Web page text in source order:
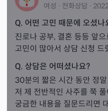
여성 · 전화상담 ·
Q. 어떤 고민 때문에 오셨나
진로나 공부, 결혼 등등 앞
고민이 많아서 상담 신청 드
Q. 상담은 어떠셨나요?
30분의 짧은 시간 동안 정
저 제 전반적인 사주를 쭉
궁금한 내용을 질문드리면